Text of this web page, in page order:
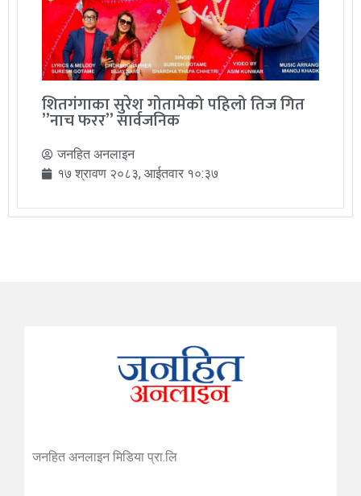
शितगंगाका सुरेश गोतामेको पहिलो तिज गित
”नाच फरर” सार्वजनिक
जनहित अनलाइन
१७ श्रावण २०८३, आईतवार १०:३७
जनहित अनलाइन मिडिया प्रा.लि